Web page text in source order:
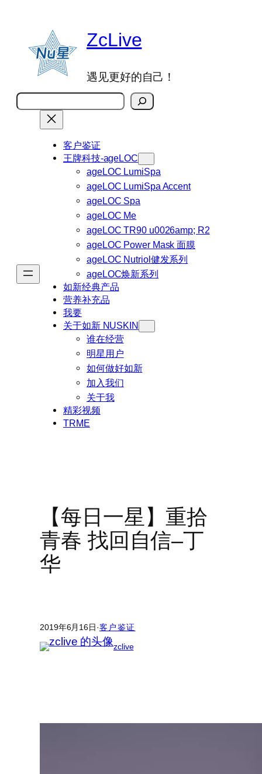
ZcLive
遇见更好的自己！
搜
索
客户鉴证
王牌科技-ageLOC
ageLOC LumiSpa
ageLOC LumiSpa Accent
ageLOC Spa
ageLOC Me
ageLOC TR90 u0026amp; R2
ageLOC Power Mask 面膜
ageLOC Nutriol健发系列
ageLOC焕新系列
如新经典产品
营养补充品
我要
关于如新 NUSKIN
谁在经营
明星用户
如何做好如新
加入我们
关于我
精彩视频
TRME
【每日一星】重拾
青春 找回自信–丁
华
2019年6月16日·客户鉴证
zclive